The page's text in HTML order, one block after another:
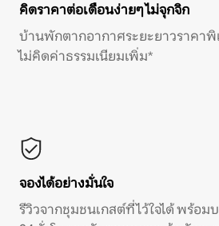
คิดราคาต่อเดือนง่ายๆ ไม่จุกจิก
บ้านพักตากอากาศระยะยาวราคาพิ
ไม่คิดค่าธรรมเนียมเพิ่ม*
จองได้อย่างมั่นใจ
รีวิวจากชุมชนเกสต์ที่ไว้ใจได้ พร้อ